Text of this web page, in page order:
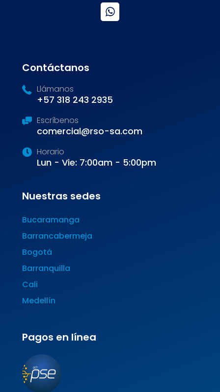
Contáctanos
Llámanos
+57 318 243 2935
Escríbenos
comercial@rso-sa.com
Horario
Lun - Vie: 7:00am - 5:00pm
Nuestras sedes
Bucaramanga
Barrancabermeja
Bogotá
Barranquilla
Cali
Medellín
Pagos en línea